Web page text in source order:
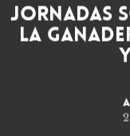
Jornadas
la